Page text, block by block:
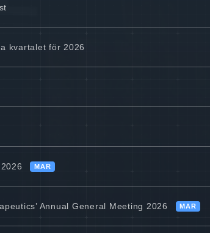
kvartalet för 2026
MAR
Annual General Meeting 2026 MAR